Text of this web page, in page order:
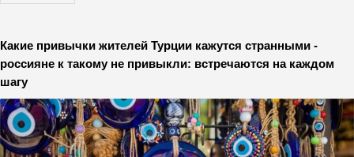
Какие привычки жителей Турции кажутся странными -
россияне к такому не привыкли: встречаются на каждом
шагу